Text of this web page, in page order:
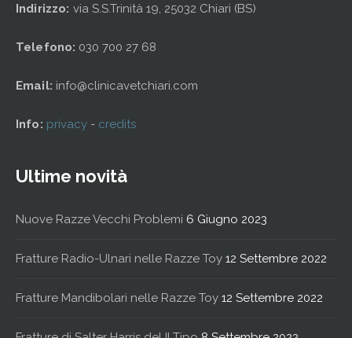
Indirizzo: via S.S.Trinità 19, 25032 Chiari (BS)
Telefono: 030 700 27 68
Email: info@clinicavetchiari.com
Info: privacy - credits
Ultime novità
Nuove Razze Vecchi Problemi 6 Giugno 2023
Fratture Radio-Ulnari nelle Razze Toy 12 Settembre 2022
Fratture Mandibolari nelle Razze Toy 12 Settembre 2022